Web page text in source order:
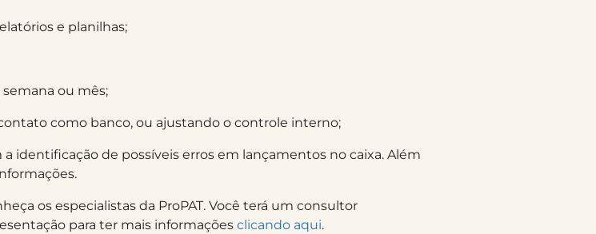
e planilhas;
ou mês;
como banco, ou ajustando o controle interno;
identificação de possíveis erros em lançamentos no caixa. Além
os especialistas da ProPAT. Você terá um consultor
para ter mais informações clicando aqui.